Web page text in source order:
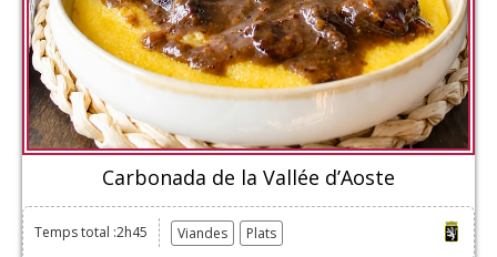
Carbonada de la Vallée d’Aoste
Temps total :2h45 Viandes Plats